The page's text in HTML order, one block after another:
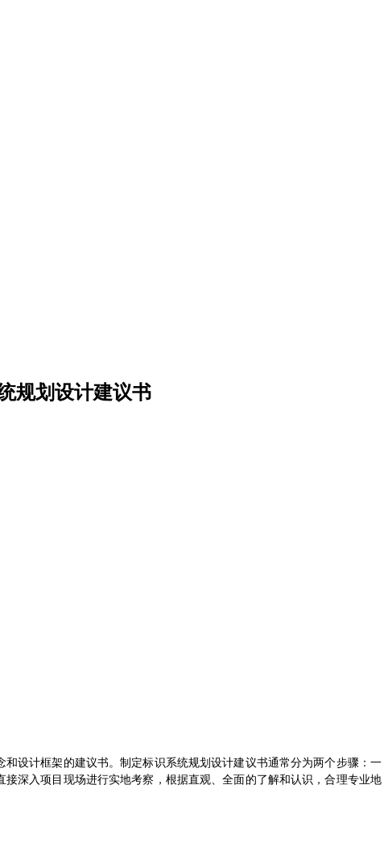
规划设计建议书
设计框架的建议书。制定标识系统规划设计建议书通常分为两个步骤：一
深入项目现场进行实地考察，根据直观、全面的了解和认识，合理专业地